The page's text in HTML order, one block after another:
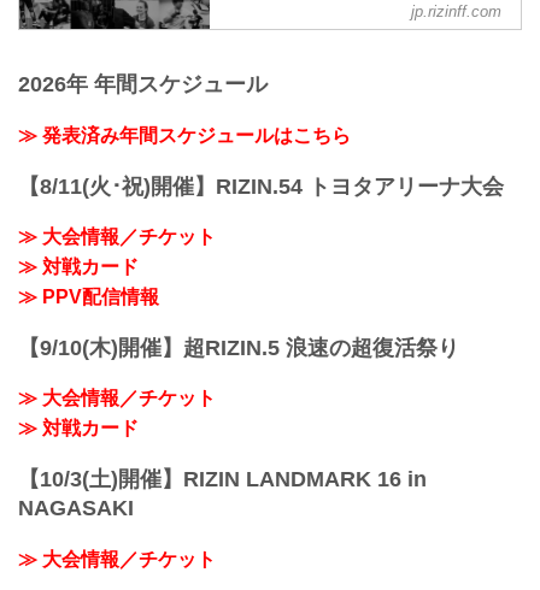
ジョニー・ケース（LOSE）
≫ 試合結果詳細
久絢太郎 vs. 斎藤裕
（WIN）牛久絢太郎 vs. 斎藤裕（LOSE）
BACKSTAGE GALLERY の記事一覧 - 格
イジン ファイティング フェデレーショ
いきます。
jp.rizinff.com
2026年 年間スケジュール
≫ 発表済み年間スケジュールはこちら
【8/11(火･祝)開催】RIZIN.54 トヨタアリーナ大会
≫ 大会情報／チケット
≫ 対戦カード
≫ PPV配信情報
【9/10(木)開催】超RIZIN.5 浪速の超復活祭り
≫ 大会情報／チケット
≫ 対戦カード
【10/3(土)開催】RIZIN LANDMARK 16 in
NAGASAKI
≫ 大会情報／チケット